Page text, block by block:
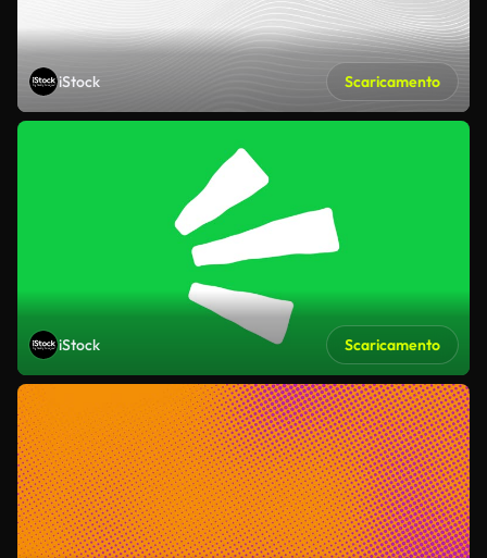
iStock Scaricamento
iStock Scaricamento